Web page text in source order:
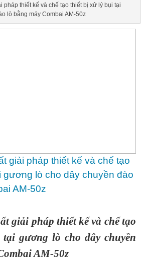
pháp thiết kế và chế tạo thiết bị xử lý bụi tại
lò bằng máy Combai AM-50z
giải pháp thiết kế và chế tạo
gương lò cho dây chuyền đào
AM-50z
giải pháp thiết kế và chế tạo
gương lò cho dây chuyền
AM-50z